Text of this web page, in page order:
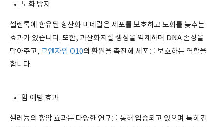
노화 방지
셀렌톡에 함유된 항산화 미네랄은 세포를 보호하고 노화를 늦추는
효과가 있습니다. 또한, 과산화지질 생성을 억제하며 DNA 손상을
막아주고, 코엔자임 Q10의 환원을 촉진해 세포를 보호하는 역할을
합니다.
암 예방 효과
셀레늄의 항암 효과는 다양한 연구를 통해 입증되고 있으며 특히 간